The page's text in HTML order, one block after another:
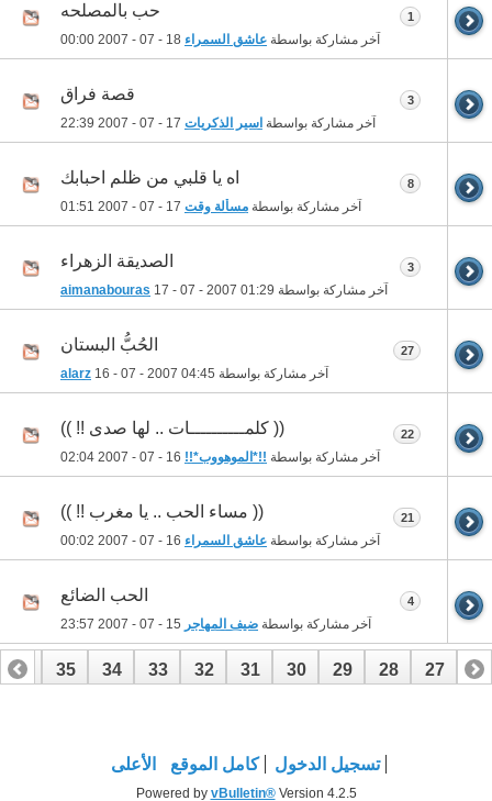
حب بالمصلحه
آخر مشاركة بواسطة عاشق السمراء 00:00
1
قصة فراق
آخر مشاركة بواسطة اسير الذكريات 22:39
3
اه يا قلبي من ظلم احبابك
آخر مشاركة بواسطة مسألة وقت 01:51
8
الصديقة الزهراء
آخر مشاركة بواسطة aimanabouras 17 - 07 - 2007 01:29
3
الحُبُّ البستان
آخر مشاركة بواسطة alarz 16 - 07 - 2007 04:45
27
(( كلمــــــــــات .. لها صدى !! ))
آخر مشاركة بواسطة !!*الموهووب*!! 02:04
22
(( مساء الحب .. يا مغرب !! ))
آخر مشاركة بواسطة عاشق السمراء 00:02
21
الحب الضائع
آخر مشاركة بواسطة ضيف المهاجر 23:57
4
26
27
28
29
30
31
32
33
34
35
36
تسجيل الدخول كامل الموقع الأعلى
Powered by vBulletin®Version 4.2.5